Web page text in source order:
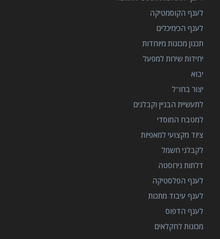
לענף הקוסמטיקה
לענף הכימיכלים
תכנון מכונות מיוחדות
יחידות שירות למפעל
יבוא
יצור בחו"ל
לתעשיית הבניין וקבלנים
למטבח המוסדי
ציוד מקצועי למאפיות
לקבלני חשמל
דלתות נירוסטה
לענף הפלסטיקה
לענף עיבוד מתכות
לענף הדפוס
מכונות לחקלאים